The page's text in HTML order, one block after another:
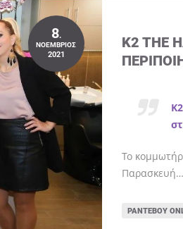
8.
ΝΟΈΜΒΡΙΟΣ
2021
K2 THE
Το
Παρασκευή…
ΡΑΝΤΕΒΟΎ